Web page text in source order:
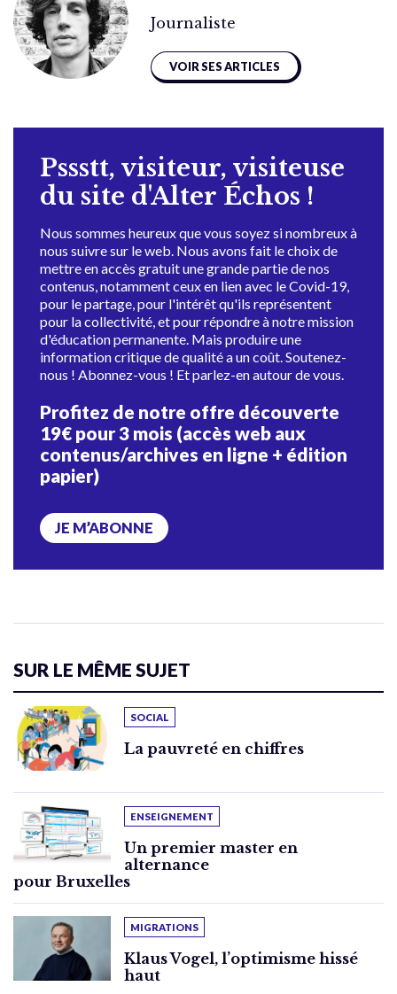
Journaliste
VOIR SES ARTICLES
Pssstt, visiteur, visiteuse
du site d'Alter Échos !
Nous sommes heureux que vous soyez si nombreux à
nous suivre sur le web. Nous avons fait le choix de
mettre en accès gratuit une grande partie de nos
contenus, notamment ceux en lien avec le Covid-19,
pour le partage, pour l'intérêt qu'ils représentent
pour la collectivité, et pour répondre à notre mission
d'éducation permanente. Mais produire une
information critique de qualité a un coût. Soutenez-
nous ! Abonnez-vous ! Et parlez-en autour de vous.
Profitez de notre offre découverte
19€ pour 3 mois (accès web aux
contenus/archives en ligne + édition
papier)
JE M’ABONNE
SUR LE MÊME SUJET
SOCIAL
La pauvreté en chiffres
ENSEIGNEMENT
Un premier master en
alternance
pour Bruxelles
MIGRATIONS
Klaus Vogel, l’optimisme hissé
haut